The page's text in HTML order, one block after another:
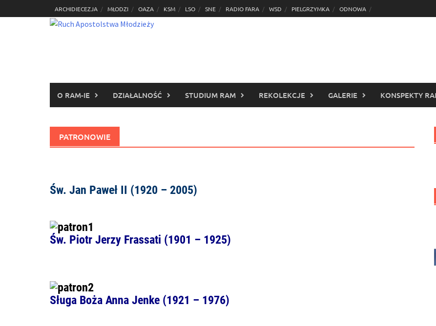
to
ARCHIDIECEZJA MŁODZI OAZA KSM LSO SNE RADIO FARA WSD PIELGRZYMKA ODNOWA
O RAM-IE DZIAŁALNOŚĆ STUDIUM RAM REKOLEKCJE GALERIE KONSPEKTY
PATRONOWIE
Św. Jan Paweł II (1920 – 2005)
Św. Piotr Jerzy Frassati (1901 – 1925)
Sługa Boża Anna Jenke (1921 – 1976)